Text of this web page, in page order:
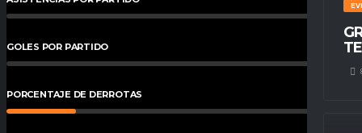
GOLES POR PARTIDO 0%
PORCENTAJE DE DERROTAS